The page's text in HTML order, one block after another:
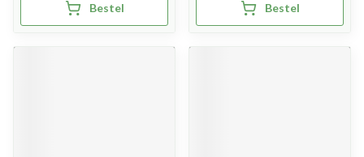
Bestel Bestel